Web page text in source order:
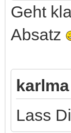
Geht
Absatz
Lass